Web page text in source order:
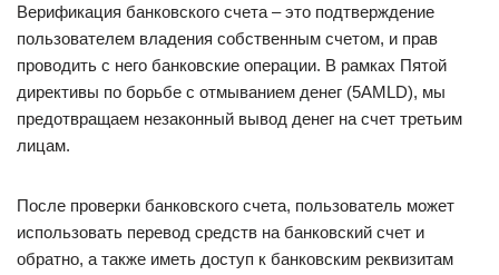
Верификация банковского счета – это подтверждение
пользователем владения собственным счетом, и прав
проводить с него банковские операции. В рамках Пятой
директивы по борьбе с отмыванием денег (5AMLD), мы
предотвращаем незаконный вывод денег на счет третьим
лицам.
После проверки банковского счета, пользователь может
использовать перевод средств на банковский счет и
обратно, а также иметь доступ к банковским реквизитам